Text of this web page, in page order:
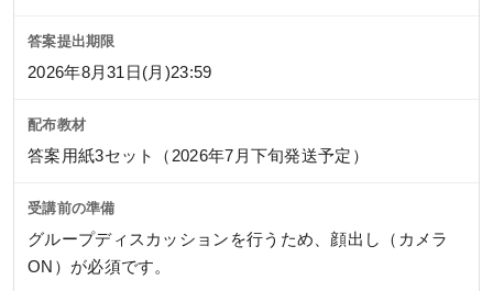
答案提出期限
2026年8月31日(月)23:59
配布教材
答案用紙3セット（2026年7月下旬発送予定）
受講前の準備
グループディスカッションを行うため、顔出し（カメラ
ON）が必須です。